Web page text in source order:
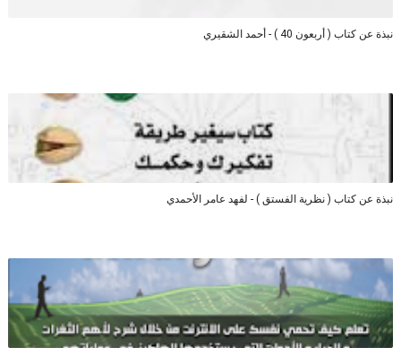
نبذة عن كتاب ( أربعون 40 ) - أحمد الشقيري
نبذة عن كتاب ( نظرية الفستق ) - لفهد عامر الأحمدي